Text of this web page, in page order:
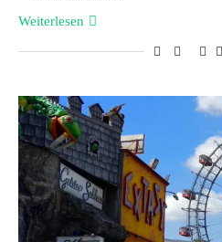
Weiterlesen